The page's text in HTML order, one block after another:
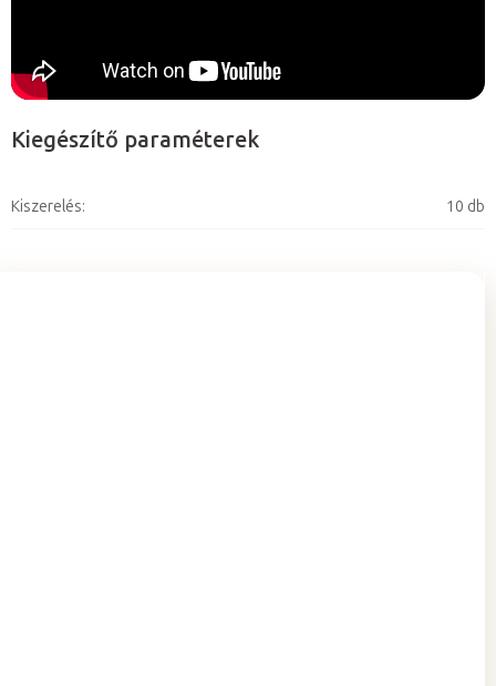
Kiegészítő paraméterek
Kiszerelés: 10 db